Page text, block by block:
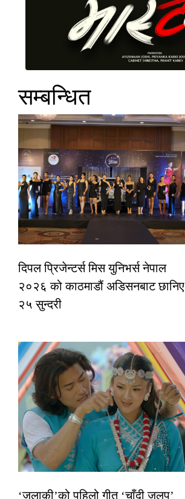
सम्बन्धित
दिपल प्रिजेन्टर्स मिस युनिभर्स नेपाल
२०२६ को काठमाडौं अडिसनबाट छानिए
२५ सुन्दरी
‘जलाकी’को पहिलो गीत ‘चाँदी जलप’